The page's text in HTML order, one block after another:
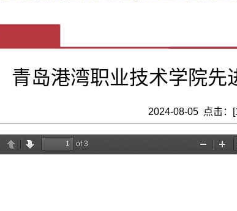
青岛港湾职业技术学院先
2024-08-05 点击：[